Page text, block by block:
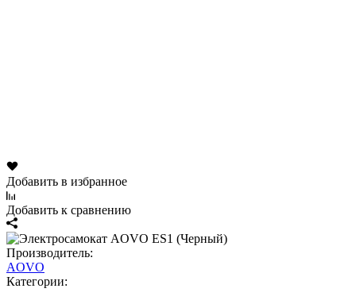
Добавить в избранное
Добавить к сравнению
Производитель:
AOVO
Категории: